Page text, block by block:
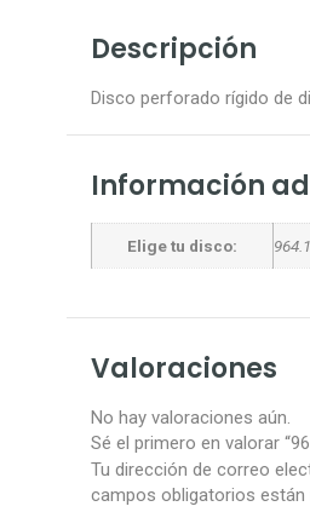
Descripción
Disco perforado rígido de
Información
Elige tu disco:
Valoraciones
No hay valoraciones aún.
Sé el primero en valorar
Tu dirección de correo
campos obligatorios